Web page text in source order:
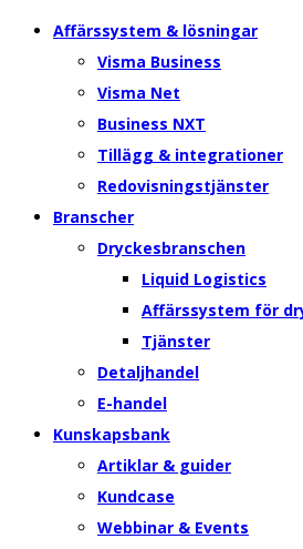
Affärssystem & lösningar
Visma Business
Visma Net
Business NXT
Tillägg & integrationer
Redovisningstjänster
Branscher
Dryckesbranschen
Liquid Logistics
Affärssystem för
Tjänster
Detaljhandel
E-handel
Kunskapsbank
Artiklar & guider
Kundcase
Webbinar & Events